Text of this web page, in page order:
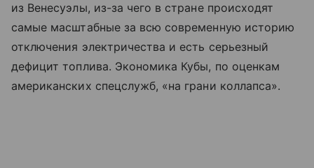
из Венесуэлы, из-за чего в стране происходят
самые масштабные за всю современную историю
отключения электричества и есть серьезный
дефицит топлива. Экономика Кубы, по оценкам
американских спецслужб, «на грани коллапса».